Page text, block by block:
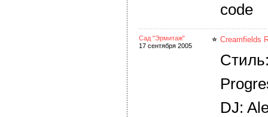
code
Сад "Эрмитаж"
17 сентября 2005
Creamfields
DJ: